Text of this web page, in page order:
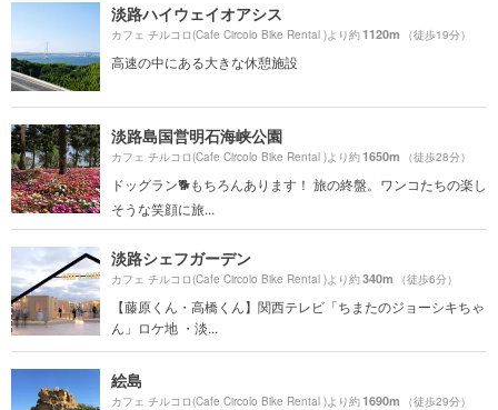
淡路ハイウェイオアシス
カフェ チルコロ(Cafe Circolo Bike Rental )より約1120m （徒歩19分）
高速の中にある大きな休憩施設
淡路島国営明石海峡公園
カフェ チルコロ(Cafe Circolo Bike Rental )より約1650m （徒歩28分）
ドッグラン🐕もちろんあります！ 旅の終盤。ワンコたちの楽し
そうな笑顔に旅...
淡路シェフガーデン
カフェ チルコロ(Cafe Circolo Bike Rental )より約340m （徒歩6分）
【藤原くん・高橋くん】関西テレビ「ちまたのジョーシキちゃ
ん」ロケ地 ・淡...
絵島
カフェ チルコロ(Cafe Circolo Bike Rental )より約1690m （徒歩29分）